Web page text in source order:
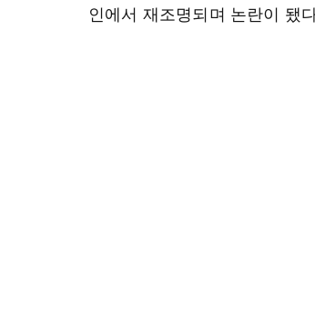
인에서 재조명되며 논란이 됐